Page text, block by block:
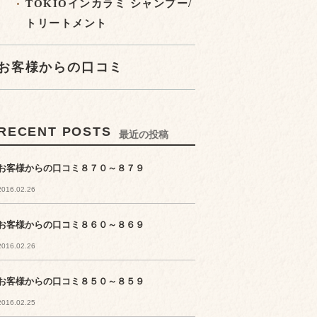
TOKIOインカラミ シャンプー/
トリートメント
客様からの口コミ
POSTS 最近の投稿
客様からの口コミ８７０～８７９
客様からの口コミ８６０～８６９
客様からの口コミ８５０～８５９